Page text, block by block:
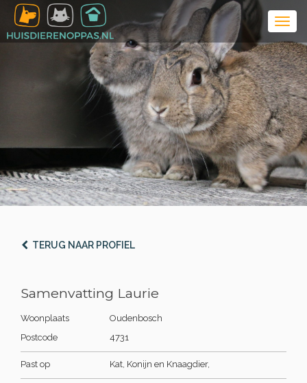
TERUG NAAR PROFIEL
Samenvatting Laurie
Woonplaats
Oudenbosch
Postcode
4731
Past op Kat, Konijn en Knaagdier,